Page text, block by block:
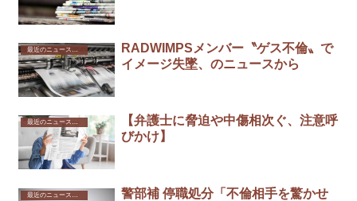
最近のニュースから
RADWIMPSメンバー〝ゲス不倫〟で
イメージ失墜、のニュースから
最近のニュースから
【弁護士に脅迫や中傷相次ぐ、注意呼
びかけ】
警部補 停職処分「不倫相手を驚かせ